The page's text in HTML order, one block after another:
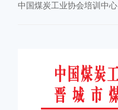
中国煤炭工业协会培训中心